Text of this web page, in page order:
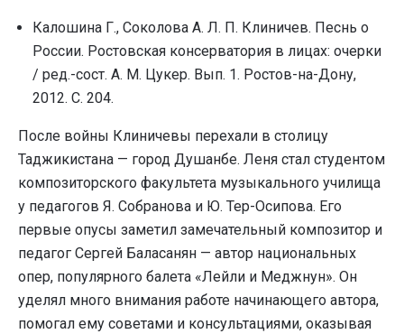
Калошина Г., Соколова А. Л. П. Клиничев. Песнь о
России. Ростовская консерватория в лицах: очерки
/ ред.-сост. А. М. Цукер. Вып. 1. Ростов-на-Дону,
2012. С. 204.
После войны Клиничевы перехали в столицу
Таджикистана — город Душанбе. Леня стал студентом
композиторского факультета музыкального училища
у педагогов Я. Собранова и Ю. Тер-Осипова. Его
первые опусы заметил замечательный композитор и
педагог Сергей Баласанян — автор национальных
опер, популярного балета «Лейли и Меджнун». Он
уделял много внимания работе начинающего автора,
помогал ему советами и консультациями, оказывая